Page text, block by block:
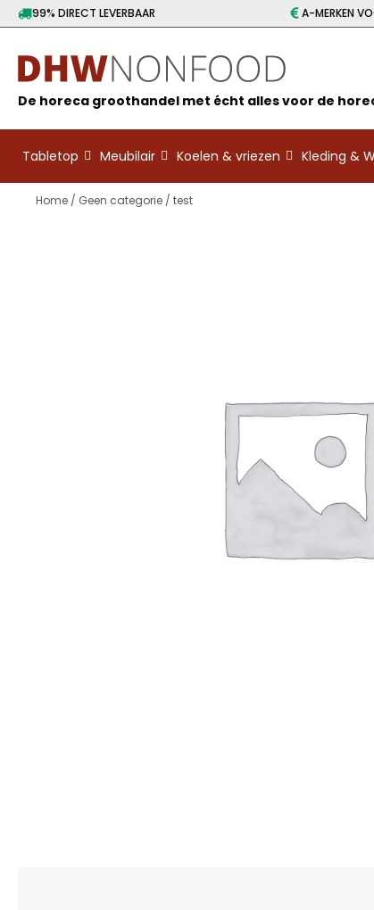
99% DIRECT LEVERBAAR A-MERKEN
De horeca groothandel met écht alles voor de
Tabletop Meubilair Koelen & vriezen Kleding &
Home / Geen categorie / test